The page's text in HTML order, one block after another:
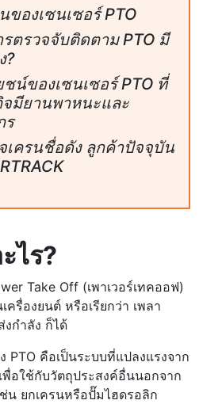
ของเซนเซอร์ PTO
ตรวจจับติดตาม PTO มี
?
ชน์ของเซนเซอร์ PTO ที่
มียานพาหนะและ
ร
เครนชื่อดัง ลูกค้าปัจจุบัน
ไร?
Take Off (เพาเวอร์เทคออฟ)
ครื่องยนต์ หรือเรียกว่า เพลา
งกำลัง ก็ได้
PTO คือเป็นระบบที่แปลงแรงจาก
พื่อใช้กับวัตถุประสงค์อื่นนอกจาก
น ยกเครนหรือปั๊มไฮดรอลิก